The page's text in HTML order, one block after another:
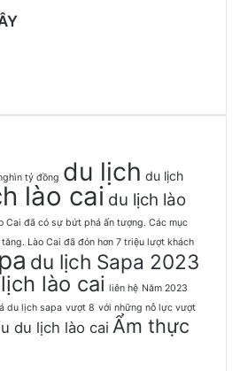
tỷ đồng du lịch du lịch
lào cai du lịch lào
Cai đã có sự bứt phá ấn tượng. Các mục
Lào Cai đã đón hơn 7 triệu lượt khách
du lịch Sapa 2023
lào cai liên hệ Năm 2023
du lịch sapa vượt 8 với những nỗ lực vượt
du lịch lào cai Ẩm thực